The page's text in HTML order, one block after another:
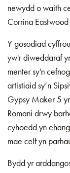
newydd o waith
Corrina
Y gosodiad
yw'r diweddaraf
menter sy'n
artistiaid sy’n
Gypsy Maker 5
Romani drwy
cyhoedd yn
mae celf yn
Bydd yr